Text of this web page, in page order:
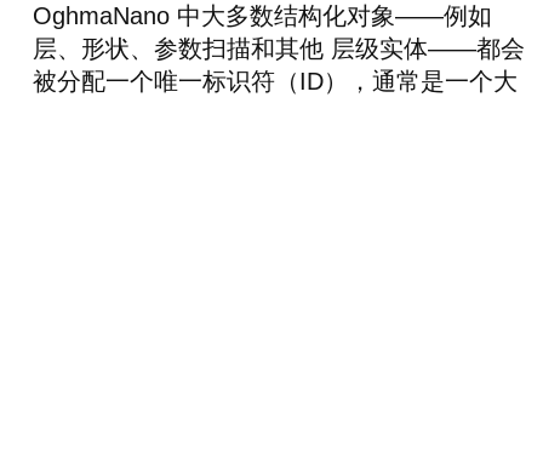
OghmaNano 中大多数结构化对象——例如
层、形状、参数扫描和其他 层级实体——都会
被分配一个唯一标识符（ID），通常是一个大